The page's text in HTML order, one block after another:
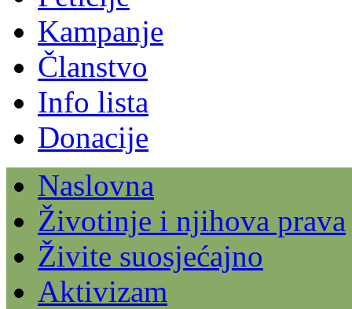
Kampanje
Članstvo
Info lista
Donacije
Naslovna
Životinje i njihova prava
Živite suosjećajno
Aktivizam